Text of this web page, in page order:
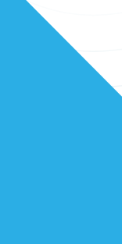
met andere
versterken en